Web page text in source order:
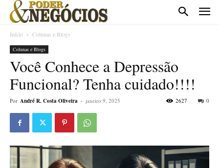
Início Colunas e Blogs
Colunas e Blogs
Você Conhece a Depressão
Funcional? Tenha cuidado!!!!
Por André R. Costa Oliveira - janeiro 9, 2025 0
2627